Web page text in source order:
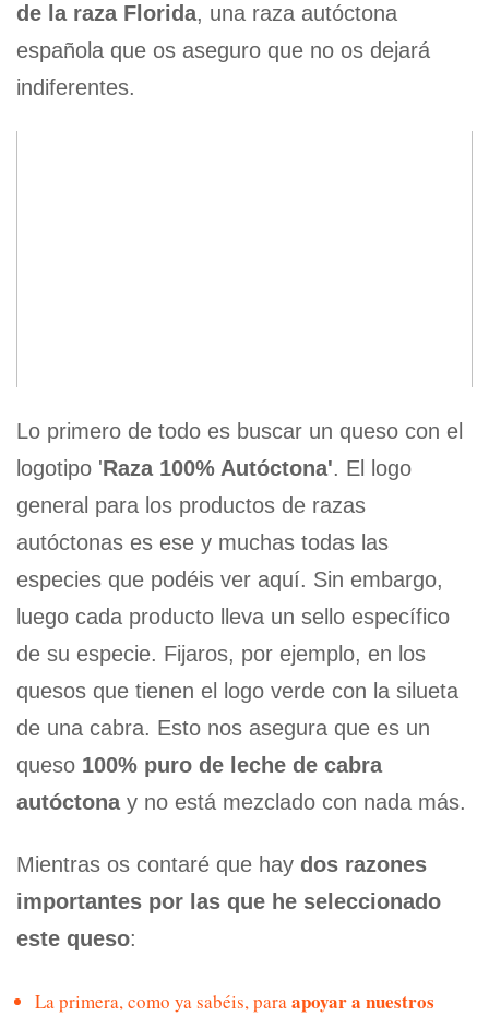
de la raza Florida, una raza autóctona
española que os aseguro que no os dejará
indiferentes.
Lo primero de todo es buscar un queso con el
logotipo 'Raza 100% Autóctona'. El logo
general para los productos de razas
autóctonas es ese y muchas todas las
especies que podéis ver aquí. Sin embargo,
luego cada producto lleva un sello específico
de su especie. Fijaros, por ejemplo, en los
quesos que tienen el logo verde con la silueta
de una cabra. Esto nos asegura que es un
queso 100% puro de leche de cabra
autóctonay no está mezclado con nada más.
Mientras os contaré que hay dos razones
importantes por las que he seleccionado
este queso:
La primera, como ya sabéis, paraapoyar a nuestros